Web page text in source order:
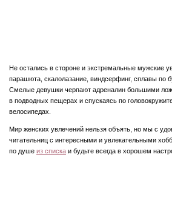
Не остались в стороне и экстремальные мужские
парашюта, скалолазание, виндсерфинг, сплавы по
Смелые девушки черпают адреналин большими
в подводных пещерах и спускаясь по
велосипедах.
Мир женских увлечений нельзя объять, но мы с
читательниц с интересными и увлекательными
по душе из списка и будьте всегда в хорошем